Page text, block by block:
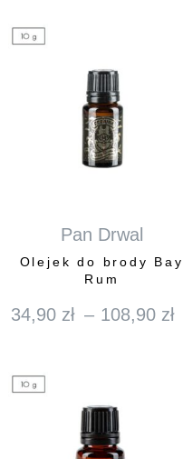
Pan Drwal
Olejek do brody Bay
Rum
34,90 zł – 108,90 zł